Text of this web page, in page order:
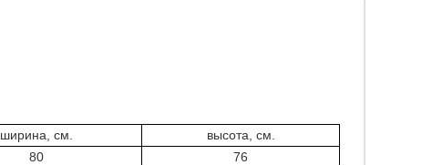
ширина, см.
высота, см.
80
76